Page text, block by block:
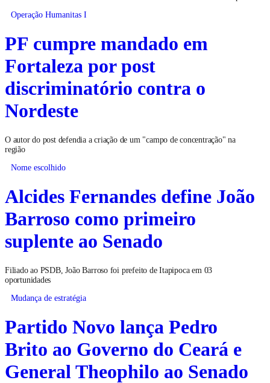
Operação Humanitas I
PF cumpre mandado em
Fortaleza por post
discriminatório contra o
Nordeste
O autor do post defendia a criação de um "campo de concentração" na
região
Nome escolhido
Alcides Fernandes define João
Barroso como primeiro
suplente ao Senado
Filiado ao PSDB, João Barroso foi prefeito de Itapipoca em 03
oportunidades
Mudança de estratégia
Partido Novo lança Pedro
Brito ao Governo do Ceará e
General Theophilo ao Senado